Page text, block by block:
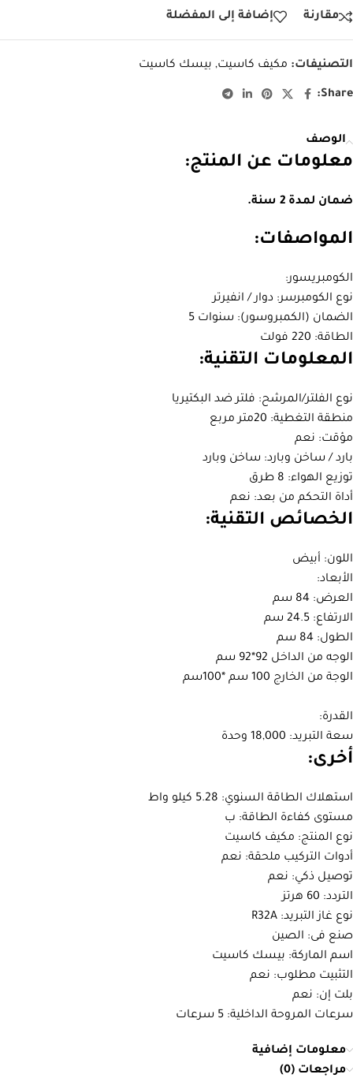
مقارنة إضافة إلى المفضلة
التصنيفات: مكيف كاسيت, بيسك كاسيت
Share:
الوصف
معلومات عن المنتج:
ضمان لمدة 2 سنة.
المواصفات:
الكومبريسور:
نوع الكومبرسر: دوار / انفيرتر
الضمان (الكمبروسور): سنوات 5
الطاقة: 220 فولت
المعلومات التقنية:
نوع الفلتر/المرشح: فلتر ضد البكتيريا
منطقة التغطية: 20متر مربع
مؤقت: نعم
بارد / ساخن وبارد: ساخن وبارد
توزيع الهواء: 8 طرق
أداة التحكم من بعد: نعم
الخصائص التقنية:
اللون: أبيض
الأبعاد:
العرض: 84 سم
الارتفاع: 24.5 سم
الطول: 84 سم
الوجه من الداخل 92*92 سم
الوجة من الخارج 100 سم *100سم
القدرة:
سعة التبريد: 18,000 وحدة
أخرى:
استهلاك الطاقة السنوي: 5.28 كيلو واط
مستوى كفاءة الطاقة: ب
نوع المنتج: مكيف كاسيت
أدوات التركيب ملحقة: نعم
توصيل ذكي: نعم
التردد: 60 هرتز
نوع غاز التبريد: R32A
صنع فى: الصين
اسم الماركة: بيسك كاسيت
التثبيت مطلوب: نعم
بلت إن: نعم
سرعات المروحة الداخلية: 5 سرعات
معلومات إضافية
مراجعات (0)